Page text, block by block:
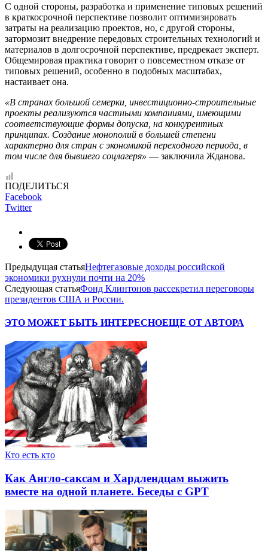
С одной стороны, разработка и применение типовых решений
в краткосрочной перспективе позволит оптимизировать
затраты на реализацию проектов, но, с другой стороны,
затормозит внедрение передовых строительных технологий и
материалов в долгосрочной перспективе, предрекает эксперт.
Общемировая практика говорит о повсеместном отказе от
типовых решений, особенно в подобных масштабах,
настаивает она.
«В странах большой семерки, инвестиционно-строительные
проекты реализуются частными компаниями, имеющими
соответствующие формы допуска, на конкурентных
принципах. Создание монополий в большей степени
характерно для стран с экономикой переходного периода, в
том числе для бывшего соцлагеря» — заключила Жданова.
ПОДЕЛИТЬСЯ
Facebook
Twitter
Предыдущая статьяНефтегазовые доходы российской
экономики рухнули почти на 20%
Следующая статьяФонд Клинтонов рассекретил переговоры
президентов США и России.
ЭТО МОЖЕТ БЫТЬ ИНТЕРЕСНОЕЩЕ ОТ АВТОРА
Кто есть кто
Как Англо-саксам и Хардлендцам выжить
вместе на одной планете. Беседы с GPT